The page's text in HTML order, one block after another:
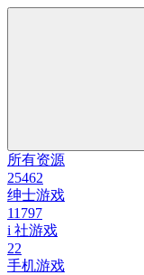
所有资源
25462
绅士游戏
11797
i 社游戏
22
手机游戏